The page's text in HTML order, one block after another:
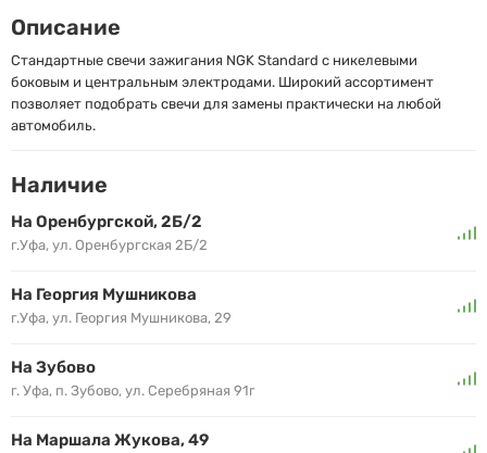
Описание
Стандартные свечи зажигания NGK Standard с никелевыми
боковым и центральным электродами. Широкий ассортимент
позволяет подобрать свечи для замены практически на любой
автомобиль.
Наличие
На Оренбургской, 2Б/2
г.Уфа, ул. Оренбургская 2Б/2
На Георгия Мушникова
г.Уфа, ул. Георгия Мушникова, 29
На Зубово
г. Уфа, п. Зубово, ул. Серебряная 91г
На Маршала Жукова, 49